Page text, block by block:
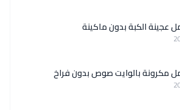
عجينة الكبة بدون ماكينة
مكرونة بالوايت صوص بدون فراخ